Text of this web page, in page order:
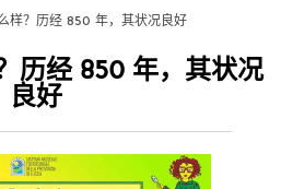
样？历经 850 年，其状况良好
历经 850 年，其状况
良好